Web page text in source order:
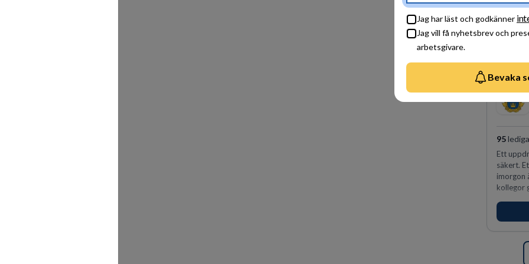
Jag har läst och godkänner
Jag vill få nyhetsbrev och
arbetsgivare.
Bevaka
95
Ett
säkert.
imorgon
kollegor